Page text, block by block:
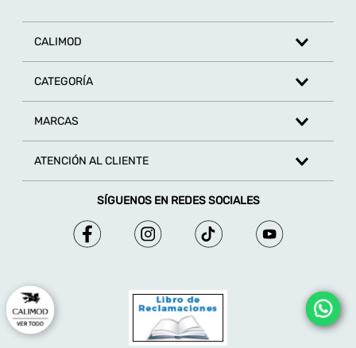
CALIMOD
CATEGORÍA
MARCAS
ATENCIÓN AL CLIENTE
SÍGUENOS EN REDES SOCIALES